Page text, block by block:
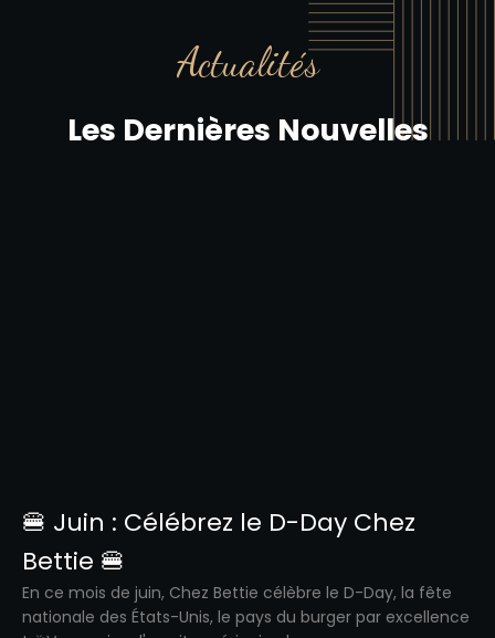
Actualités
Les Dernières Nouvelles
🍔 Juin : Célébrez le D-Day Chez
Bettie 🍔
En ce mois de juin, Chez Bettie célèbre le D-Day, la fête
nationale des États-Unis, le pays du burger par excellence